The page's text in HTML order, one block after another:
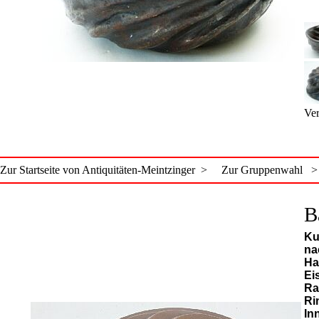
Zur Startseite von Antiquitäten-Meintzinger > Zur Gruppenwahl >